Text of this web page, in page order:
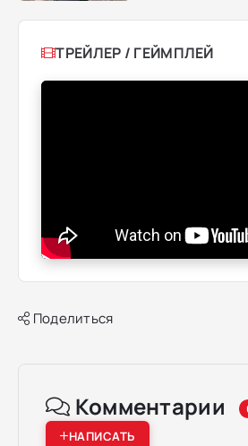
ТРЕЙЛЕР / ГЕЙМПЛЕЙ
Поделиться
Комментарии
НАПИСАТЬ